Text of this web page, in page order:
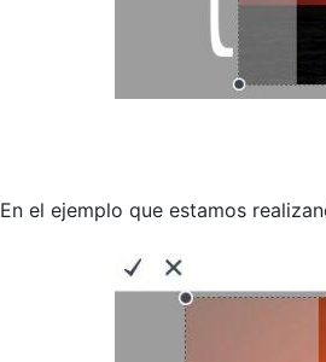
En el ejemplo que estamos